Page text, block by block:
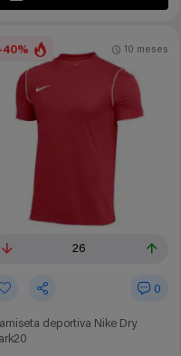
40%
26
0
deportiva Nike Dry
10 meses